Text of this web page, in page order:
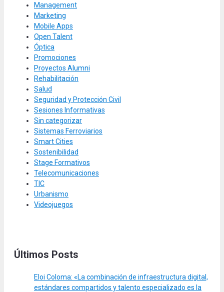
Management
Marketing
Mobile Apps
Open Talent
Óptica
Promociones
Proyectos Alumni
Rehabilitación
Salud
Seguridad y Protección Civil
Sesiones Informativas
Sin categorizar
Sistemas Ferroviarios
Smart Cities
Sostenibilidad
Stage Formativos
Telecomunicaciones
TIC
Urbanismo
Videojuegos
Últimos Posts
Eloi Coloma: «La combinación de infraestructura digital,
estándares compartidos y talento especializado es la